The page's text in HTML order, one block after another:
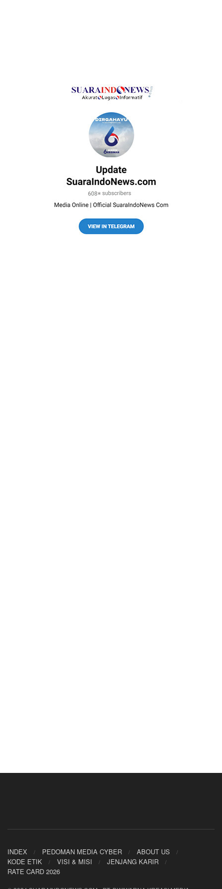
INDEX PEDOMAN MEDIA CYBER
ABOUT US
KODE ETIK
VISI & MISI
JENJANG KARIR
RATE CARD 2026